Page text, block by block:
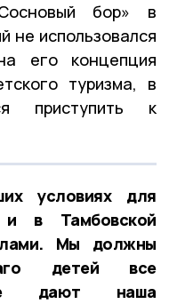
бор» в
не использовался
его концепция
туризма, в
приступить к
условиях для
в Тамбовской
Мы должны
детей все
дают наша